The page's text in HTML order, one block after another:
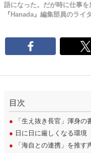
語になった。だが時に仕事
『Hanada』編集部員のライ
目次
● 「生え抜き長官」渾身の
● 日に日に厳しくなる環境
● 「海自との連携」を推す